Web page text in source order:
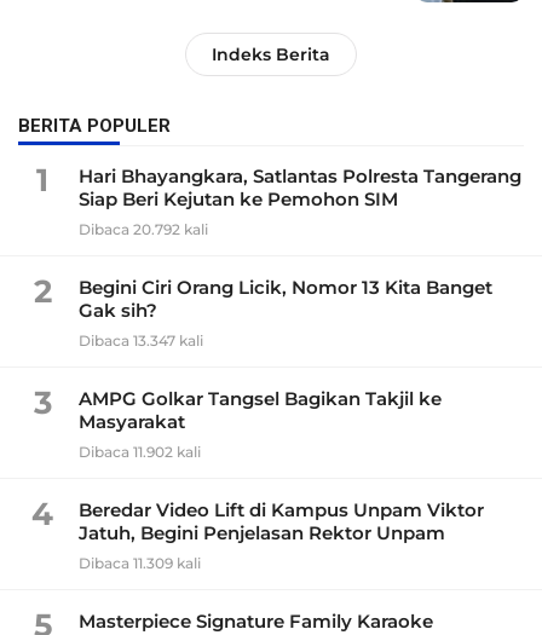
Indeks Berita
BERITA POPULER
1
Hari Bhayangkara, Satlantas Polresta Tangerang
Siap Beri Kejutan ke Pemohon SIM
Dibaca 20.792 kali
2
Begini Ciri Orang Licik, Nomor 13 Kita Banget
Gak sih?
Dibaca 13.347 kali
3
AMPG Golkar Tangsel Bagikan Takjil ke
Masyarakat
Dibaca 11.902 kali
4
Beredar Video Lift di Kampus Unpam Viktor
Jatuh, Begini Penjelasan Rektor Unpam
Dibaca 11.309 kali
5
Masterpiece Signature Family Karaoke